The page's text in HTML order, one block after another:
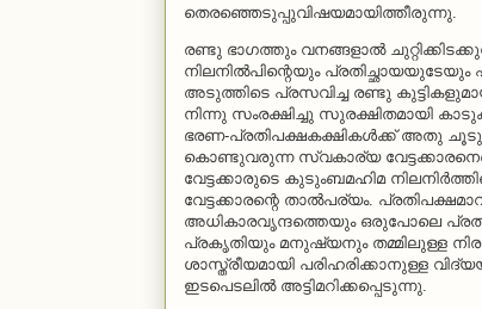
തെരഞ്ഞെടുപ്പുവിഷയമായിത്തീരുന്നു.
രണ്ടു ഭാഗത്തും വനങ്ങളാല്‍
നിലനില്‍പിന്റെയും
അടുത്തിടെ പ്രസവിച്ച രണ്ടു
നിന്നു സംരക്ഷിച്ചു സുരക്ഷിതമായി
ഭരണ-പ്രതിപക്ഷകക്ഷികള്‍ക്ക് അതു
കൊണ്ടുവരുന്ന സ്വകാര്യ
വേട്ടക്കാരുടെ കുടുംബമഹിമ
വേട്ടക്കാരന്റെ താല്‍പര്യം.
അധികാരവൃന്ദത്തെയും ഒരുപോലെ
പ്രകൃതിയും മനുഷ്യനും തമ്മിലുള്ള
ശാസ്ത്രീയമായി പരിഹരിക്കാനുള്ള
ഇടപെടലില്‍ അട്ടിമറിക്കപ്പെടുന്നു.